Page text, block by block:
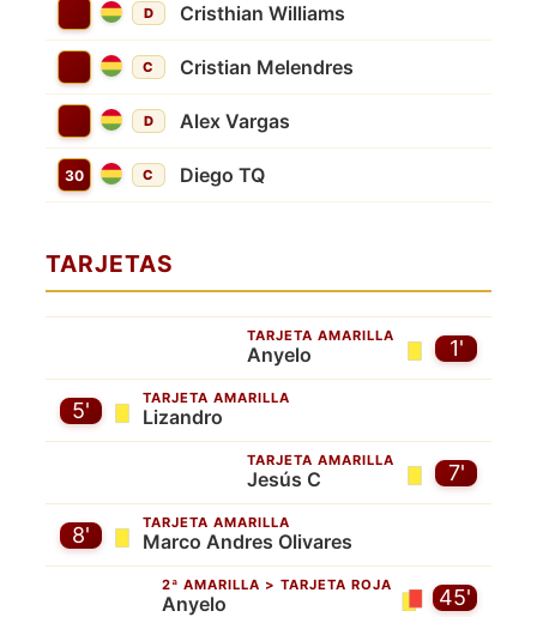
D Cristhian Williams
C Cristian Melendres
D Alex Vargas
30 C Diego TQ
TARJETAS
1'
TARJETA AMARILLA
Anyelo
TARJETA AMARILLA
Lizandro
5'
7'
TARJETA AMARILLA
Jesús C
TARJETA AMARILLA
Marco Andres Olivares
8'
45'
2ª AMARILLA > TARJETA ROJA
Anyelo